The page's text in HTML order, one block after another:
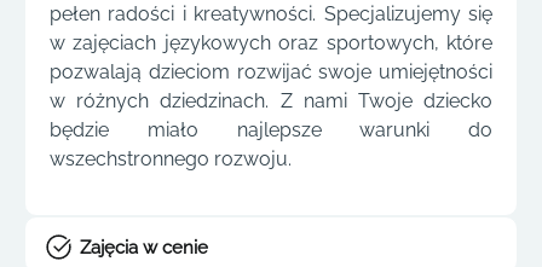
pełen radości i kreatywności. Specjalizujemy się
w zajęciach językowych oraz sportowych, które
pozwalają dzieciom rozwijać swoje umiejętności
w różnych dziedzinach. Z nami Twoje dziecko
będzie miało najlepsze warunki do
wszechstronnego rozwoju.
Zajęcia w cenie